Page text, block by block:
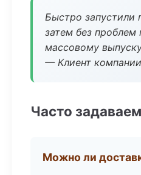
Быстро запустили
затем без проблем
массовому
— Клиент компании
Часто
Можно ли